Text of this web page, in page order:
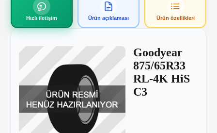
Hızlı iletişim Ürün açıklaması Ürün özellikleri
Goodyear
875/65R33
RL-4K HiS
C3